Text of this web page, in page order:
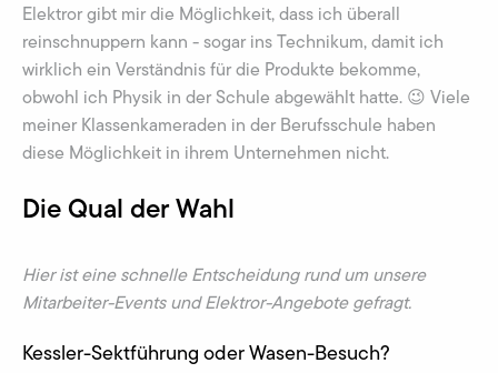
Elektror gibt mir die Möglichkeit, dass ich überall
reinschnuppern kann - sogar ins Technikum, damit ich
wirklich ein Verständnis für die Produkte bekomme,
obwohl ich Physik in der Schule abgewählt hatte. 😉 Viele
meiner Klassenkameraden in der Berufsschule haben
diese Möglichkeit in ihrem Unternehmen nicht.
Die Qual der Wahl
Hier ist eine schnelle Entscheidung rund um unsere
Mitarbeiter-Events und Elektror-Angebote gefragt.
Kessler-Sektführung oder Wasen-Besuch?